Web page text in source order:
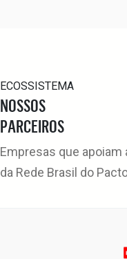
ECOSSISTEMA
NOSSOS
PARCEIROS
Empresas que
da Rede Brasil do